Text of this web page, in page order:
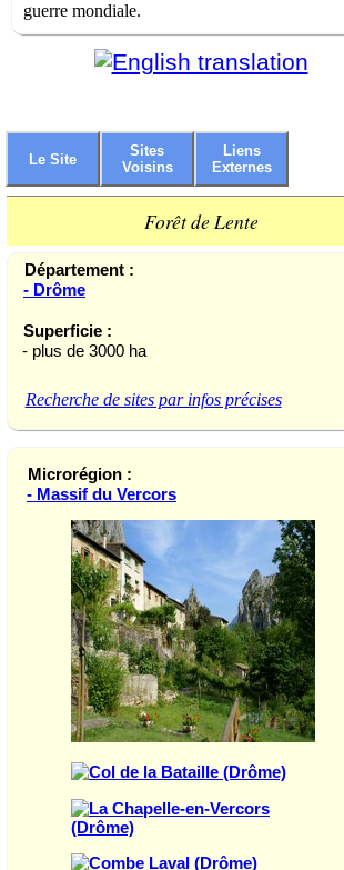
guerre mondiale.
Le Site
Sites
Voisins
Liens
Externes
Forêt de Lente
Département :
- Drôme
Superficie :
- plus de 3000 ha
Recherche de sites par infos précises
Microrégion :
- Massif du Vercors